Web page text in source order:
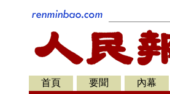
首頁 要聞 內幕